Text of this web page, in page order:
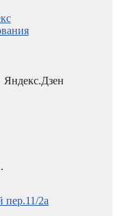
Яндекс.Дзен
пер.11/2а